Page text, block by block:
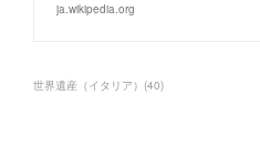
ja.wikipedia.org
世界遺産（イタリア） (40)